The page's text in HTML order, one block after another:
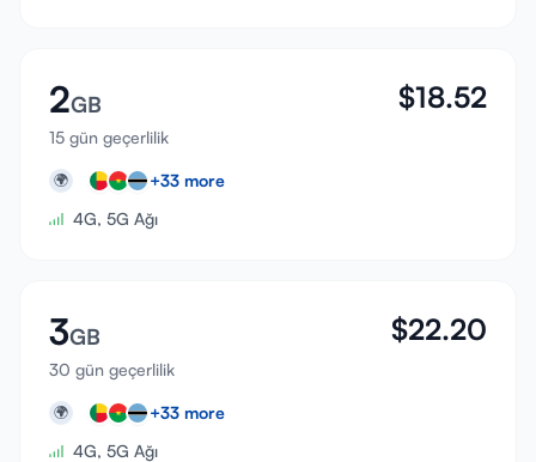
2GB
15 gün geçerlilik
$18.52
🌍 +33 more
4G, 5G Ağı
3GB
30 gün geçerlilik
$22.20
🌍 +33 more
4G, 5G Ağı